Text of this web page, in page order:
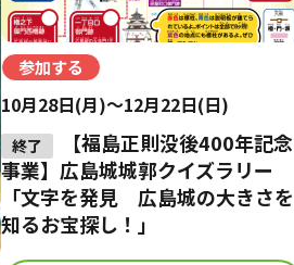
参加する
10月28日(月)～12月22日(日)
【福島正則没後400年記念
事業】広島城城郭クイズラリー
「文字を発見 広島城の大きさを
知るお宝探し！」